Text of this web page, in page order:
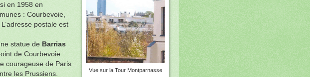
Vue sur la Tour Montparnasse
en 1958 en
: Courbevoie,
postale est
statue de Barrias
de Courbevoie
courageuse de Paris
les Prussiens.